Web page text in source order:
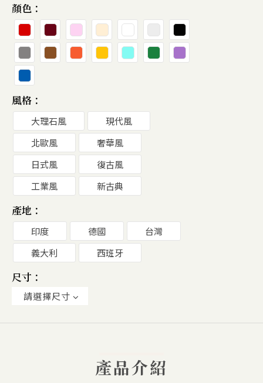
顏色：
風格：
大理石風
現代風
北歐風
奢華風
日式風
復古風
工業風
新古典
產地：
印度 德國
台灣
義大利
西班牙
尺寸：
請選擇尺寸
產品介紹